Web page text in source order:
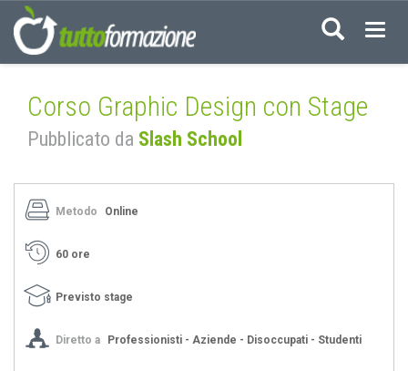
Corso Graphic Design con Stage
Pubblicato da Slash School
Metodo Online
60 ore
Previsto stage
Diretto a Professionisti - Aziende - Disoccupati - Studenti